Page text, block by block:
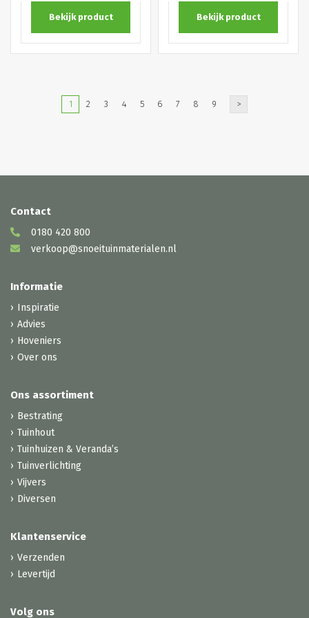
Bekijk product Bekijk product
1 2 3 4 5 6 7 8 9 >
Contact
0180 420 800
verkoop@snoeituinmaterialen.nl
Informatie
Inspiratie
Advies
Hoveniers
Over ons
Ons assortiment
Bestrating
Tuinhout
Tuinhuizen & Veranda’s
Tuinverlichting
Vijvers
Diversen
Klantenservice
Verzenden
Levertijd
Volg ons